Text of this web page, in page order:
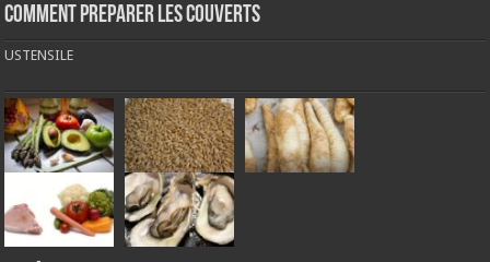
COMMENT PREPARER LES COUVERTS
USTENSILE